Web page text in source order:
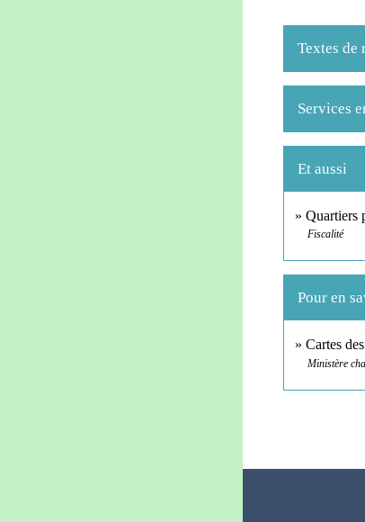
Textes de
Services
Et aussi
Quartiers
Fiscalité
Pour en
Cartes
Ministère